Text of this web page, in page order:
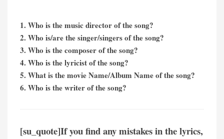
1. Who is the music director of the song?
2. Who is/are the singer/singers of the song?
3. Who is the composer of the song?
4. Who is the lyricist of the song?
5. What is the movie Name/Album Name of the song?
6. Who is the writer of the song?
[su_quote]If you find any mistakes in the lyrics,